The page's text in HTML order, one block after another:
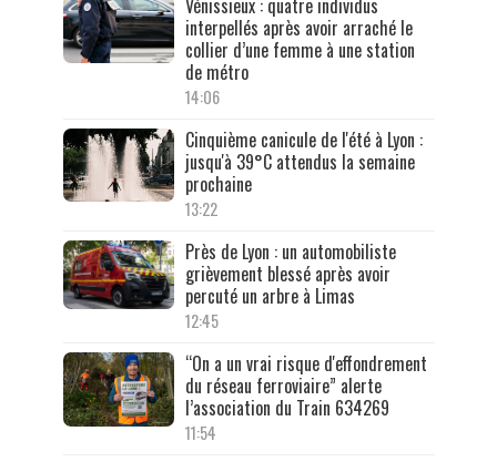
Vénissieux : quatre individus
interpellés après avoir arraché le
collier d’une femme à une station
de métro
14:06
Cinquième canicule de l'été à Lyon :
jusqu'à 39°C attendus la semaine
prochaine
13:22
Près de Lyon : un automobiliste
grièvement blessé après avoir
percuté un arbre à Limas
12:45
“On a un vrai risque d'effondrement
du réseau ferroviaire” alerte
l’association du Train 634269
11:54